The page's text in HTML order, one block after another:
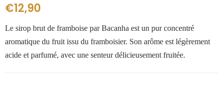
€12,90
Le sirop brut de framboise par Bacanha est un pur concentré
aromatique du fruit issu du framboisier. Son arôme est légèrement
acide et parfumé, avec une senteur délicieusement fruitée.